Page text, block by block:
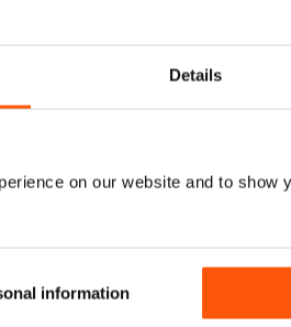
Details
on our website and to show
information
para €6,99
Comprar